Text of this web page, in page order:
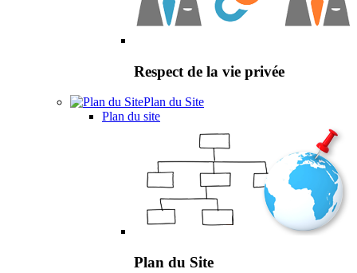
Respect de la vie privée
Plan du Site
Plan du site
Plan du Site